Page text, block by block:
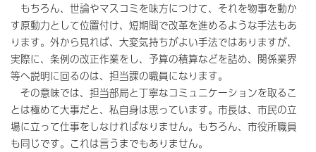
もちろん、世論やマスコミを味方につけて、それを物事を動か
す原動力として位置付け、短期間で改革を進めるような手法もあ
ります。外から見れば、大変気持ちがよい手法ではありますが、
実際に、条例の改正作業をし、予算の積算などを詰め、関係業界
等へ説明に回るのは、担当課の職員になります。
その意味では、担当部局と丁寧なコミュニケーションを取るこ
とは極めて大事だと、私自身は思っています。市長は、市民の立
場に立って仕事をしなければなりません。もちろん、市役所職員
も同じです。これは言うまでもありません。